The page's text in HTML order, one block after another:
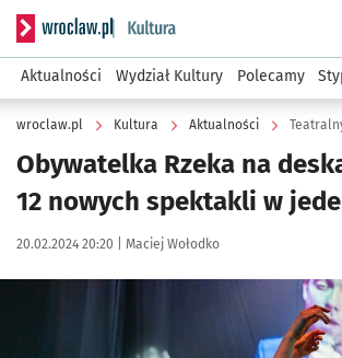
Serwis informacyjny wroclaw.pl
Aktualności Wydział Kultury Polecamy
wroclaw.pl Kultura Aktualności
Obywatelka Rzeka na
12 nowych spektakli w
Data publikacji:
20.02.2024 20:20 | Autor:
Maciej Wołodko
Kliknij, aby powiększyć